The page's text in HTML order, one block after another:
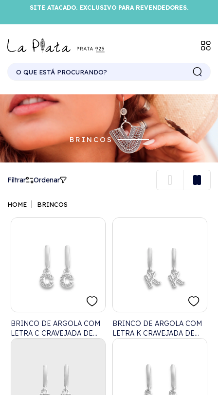
SITE ATACADO. EXCLUSIVO PARA REVENDEDORES.
BRINCOS
Filtrar Ordenar
HOME BRINCOS
BRINCO DE ARGOLA COM
LETRA C CRAVEJADA DE
ZIRCÔNIAS
BRINCO DE ARGOLA COM
LETRA K CRAVEJADA DE
ZIRCÔNIAS